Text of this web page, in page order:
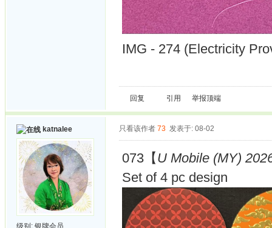
IMG - 274 (Electricity
回复 引用 举报顶端
katnalee
级别: 银牌会员
只看该作者 73 发表于: 08-02
073【U Mobile (MY)
Set of 4 pc design